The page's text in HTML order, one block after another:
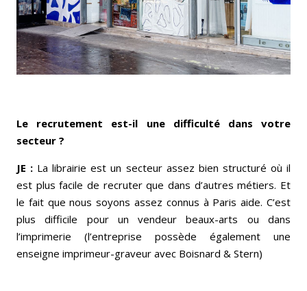
Le recrutement est-il une difficulté dans votre
secteur ?
JE : La librairie est un secteur assez bien structuré où il
est plus facile de recruter que dans d’autres métiers. Et
le fait que nous soyons assez connus à Paris aide. C’est
plus difficile pour un vendeur beaux-arts ou dans
l’imprimerie (l’entreprise possède également une
enseigne imprimeur-graveur avec Boisnard & Stern)